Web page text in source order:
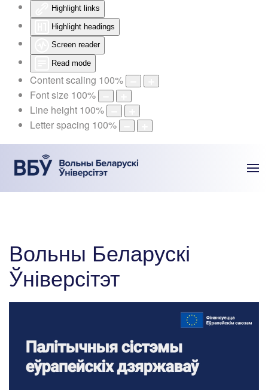
Highlight links
Highlight headings
Screen reader
Read mode
Content scaling 100%
Font size 100%
Line height 100%
Letter spacing 100%
Вольны Беларускі
Ўніверсітэт